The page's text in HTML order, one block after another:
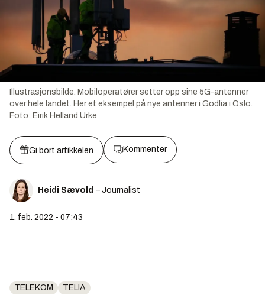
Illustrasjonsbilde. Mobiloperatører setter opp sine 5G-antenner
over hele landet. Her et eksempel på nye antenner i Godlia i Oslo.
Foto: Eirik Helland Urke
Gi bort artikkelen Kommenter
Heidi Sævold – Journalist
1. feb. 2022 - 07:43
TELEKOM TELIA